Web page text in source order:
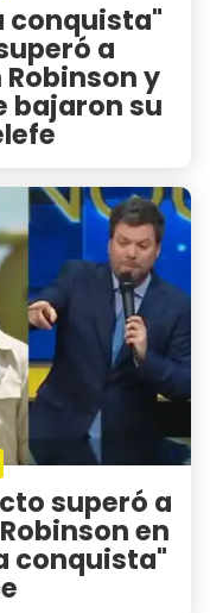
conquista"
a
y
bajaron su
superó a
en
conquista"